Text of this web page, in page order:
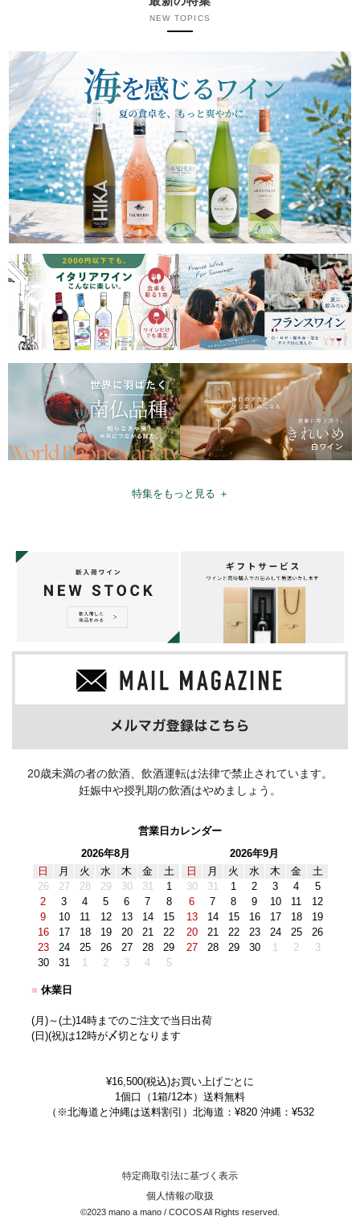
NEW TOPICS
特集をもっと見る ＋
20歳未満の者の飲酒、飲酒運転は法律で禁止されています。
妊娠中や授乳期の飲酒はやめましょう。
営業日カレンダー
2026年8月
日
月 火 水 木 金
土
26
27 28 29 30 31
1
2
3 4 5 6 7
8
9
10 11 12 13 14
15
16
17 18 19 20 21
22
23
24 25 26 27 28
29
30
31 1 2 3 4 5
2026年9月
日
月 火 水 木 金
土
30
31 1 2 3 4
5
6
7 8 9 10 11
12
13
14 15 16 17 18
19
20
21 22 23 24 25
26
27
28 29 30 1 2 3
■ 休業日
(月)～(土)14時までのご注文で当日出荷
(日)(祝)は12時が〆切となります
¥16,500(税込)お買い上げごとに
1個口（1箱/12本）送料無料
（※北海道と沖縄は送料割引）北海道：¥820 沖縄：¥532
特定商取引法に基づく表示
個人情報の取扱
©2023 mano a mano / COCOS All Rights reserved.